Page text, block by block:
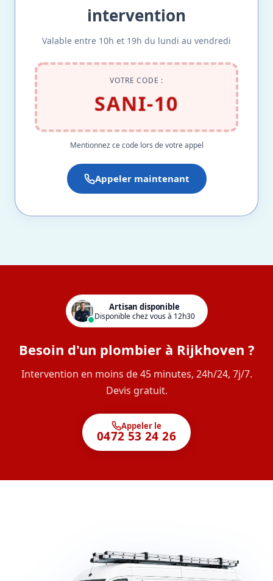
intervention
Valable entre 10h et 19h du lundi au vendredi
VOTRE CODE :
SANI-10
Mentionnez ce code lors de votre appel
Appeler maintenant
Artisan disponible
Disponible chez vous à 12h30
Besoin d'un plombier à Rijkhoven ?
Intervention en moins de 45 minutes, 24h/24, 7j/7.
Devis gratuit.
Appeler le
0472 53 24 26